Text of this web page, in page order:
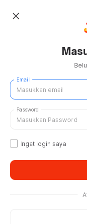
close
Email
Password
Ingat login saya